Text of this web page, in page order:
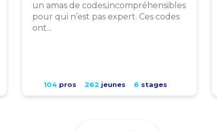
un amas de codes,incompréhensibles
pour qui n’est pas expert. Ces codes
ont...
104pros 262 jeunes 6 stages